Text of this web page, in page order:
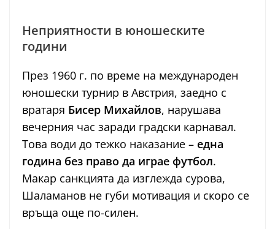
Неприятности в юношеските
години
През 1960 г. по време на международен
юношески турнир в Австрия, заедно с
вратаря Бисер Михайлов, нарушава
вечерния час заради градски карнавал.
Това води до тежко наказание – една
година без право да играе футбол.
Макар санкцията да изглежда сурова,
Шаламанов не губи мотивация и скоро се
връща още по-силен.